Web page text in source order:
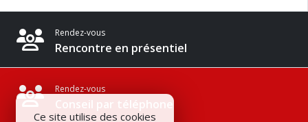
Rendez-vous
Rencontre en présentiel
Rendez-vous
Conseil par téléphone
Ce site utilise des cookies